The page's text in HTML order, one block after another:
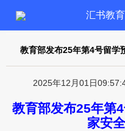
汇书教
教育部发布25年第4号留学
2025年12月01日
教育部发布25年第4
家安